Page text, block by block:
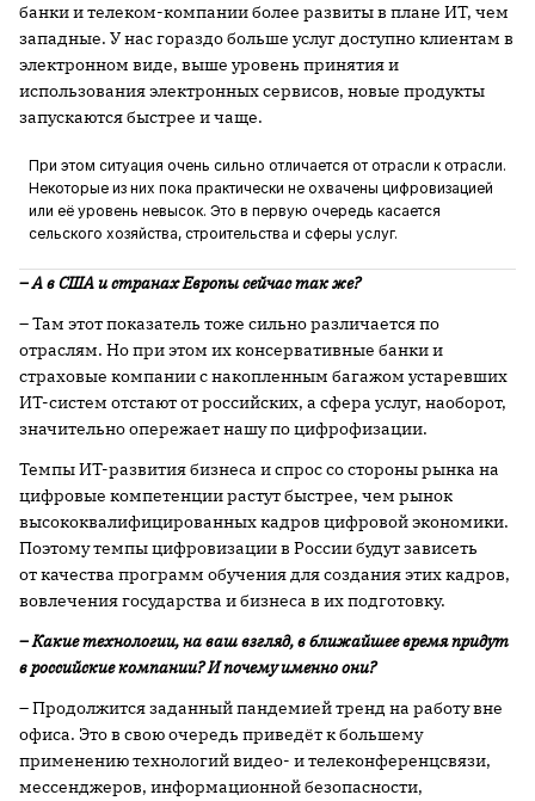
банки и телеком-компании более развиты в плане ИТ, чем
западные. У нас гораздо больше услуг доступно клиентам в
электронном виде, выше уровень принятия и
использования электронных сервисов, новые продукты
запускаются быстрее и чаще.
При этом ситуация очень сильно отличается от отрасли к отрасли.
Некоторые из них пока практически не охвачены цифровизацией
или её уровень невысок. Это в первую очередь касается
сельского хозяйства, строительства и сферы услуг.
– А в США и странах Европы сейчас так же?
– Там этот показатель тоже сильно различается по
отраслям. Но при этом их консервативные банки и
страховые компании с накопленным багажом устаревших
ИТ-систем отстают от российских, а сфера услуг, наоборот,
значительно опережает нашу по цифрофизации.
Темпы ИТ-развития бизнеса и спрос со стороны рынка на
цифровые компетенции растут быстрее, чем рынок
высококвалифицированных кадров цифровой экономики.
Поэтому темпы цифровизации в России будут зависеть
от качества программ обучения для создания этих кадров,
вовлечения государства и бизнеса в их подготовку.
– Какие технологии, на ваш взгляд, в ближайшее время придут
в российские компании? И почему именно они?
– Продолжится заданный пандемией тренд на работу вне
офиса. Это в свою очередь приведёт к большему
применению технологий видео- и телеконференцсвязи,
мессенджеров, информационной безопасности,